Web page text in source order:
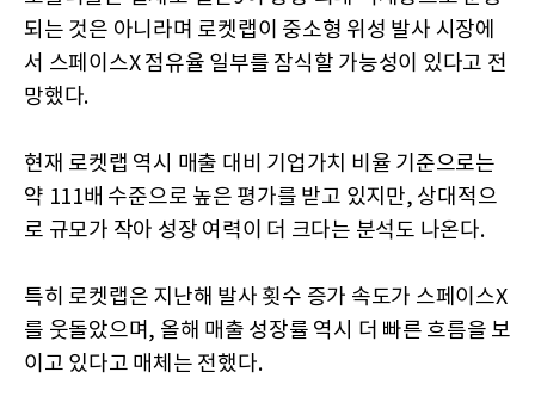
되는 것은 아니라며 로켓랩이 중소형 위성 발사 시장에
서 스페이스X 점유율 일부를 잠식할 가능성이 있다고 전
망했다.
현재 로켓랩 역시 매출 대비 기업가치 비율 기준으로는
약 111배 수준으로 높은 평가를 받고 있지만, 상대적으
로 규모가 작아 성장 여력이 더 크다는 분석도 나온다.
특히 로켓랩은 지난해 발사 횟수 증가 속도가 스페이스X
를 웃돌았으며, 올해 매출 성장률 역시 더 빠른 흐름을 보
이고 있다고 매체는 전했다.